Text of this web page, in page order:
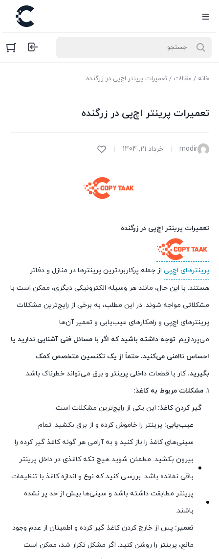
خانه / مقالات / تعمیرات پرینتر اچ‌پی در زرگنده
تعمیرات پرینتر اچ‌پی در زرگنده
modir خرداد 21, 1404
تعمیرات پرینتر اچ‌پی در زرگنده
پرینترهای اچ‌پی از جمله پرکاربردترین پرینترها در منازل و دفاتر
هستند. با این حال، مانند هر وسیله الکترونیکی دیگری، ممکن است با
مشکلاتی مواجه شوند. در این مطلب، به برخی از رایج‌ترین مشکلات
پرینترهای اچ‌پی و راهکارهای عیب‌یابی و تعمیر آن‌ها
می‌پردازیم. توجه داشته باشید که اگر با مسائل فنی آشنایی ندارید یا
احساس ناامنی می‌کنید، حتماً از یک تکنسین متخصص کمک
بگیرید. کار با قطعات داخلی پرینتر و برق می‌تواند خطرناک باشد.
۱. مشکلات مربوط به کاغذ:
گیر کردن کاغذ: این یکی از رایج‌ترین مشکلات است.
عیب‌یابی: پرینتر را خاموش کرده و از برق بکشید. تمام
سینی‌های کاغذ را باز کنید و به آرامی هر گونه کاغذ گیر کرده را
بیرون بکشید. مطمئن شوید هیچ تکه کاغذی در داخل پرینتر
باقی نمانده باشد. بررسی کنید که نوع و اندازه کاغذ با تنظیمات
پرینتر مطابقت داشته باشد و سینی‌ها بیش از حد پر نشده
باشند.
تعمیر: پس از خارج کردن کاغذ گیر کرده و اطمینان از عدم وجود
مانع، پرینتر را روشن کنید. اگر مشکل تکرار شد، ممکن است